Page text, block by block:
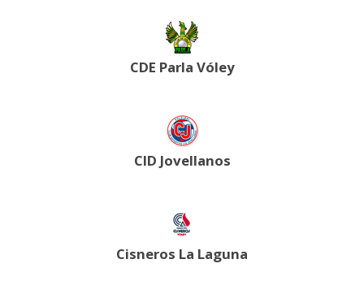
CDE Parla Vóley
CID Jovellanos
Cisneros La Laguna